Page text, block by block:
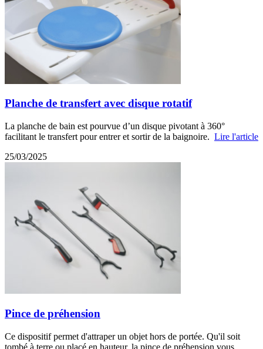
Planche de transfert avec disque rotatif
La planche de bain est pourvue d’un disque pivotant à 360°
facilitant le transfert pour entrer et sortir de la baignoire. Lire l'article
25/03/2025
Pince de préhension
Ce dispositif permet d'attraper un objet hors de portée. Qu'il soit
tombé à terre ou placé en hauteur, la pince de préhension vous